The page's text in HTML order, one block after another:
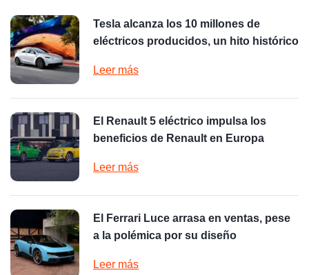
Tesla alcanza los 10 millones de
eléctricos producidos, un hito histórico
Leer más
El Renault 5 eléctrico impulsa los
beneficios de Renault en Europa
Leer más
El Ferrari Luce arrasa en ventas, pese
a la polémica por su diseño
Leer más